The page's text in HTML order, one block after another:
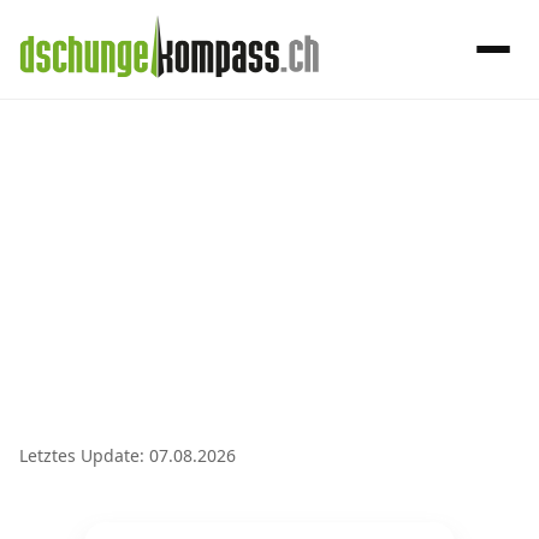
Alle Prepaids auf einem Blick
Letztes Update: 07.08.2026